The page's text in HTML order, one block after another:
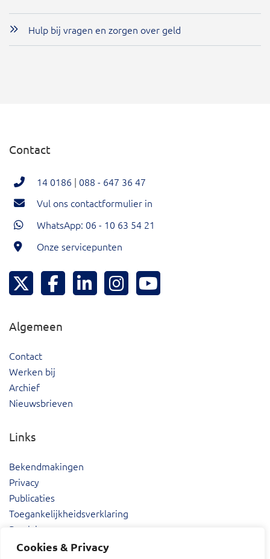
Cookies & Privacy
Hulp bij vragen en zorgen over geld
Contact
14 0186 | 088 - 647 36 47
Vul ons contactformulier in
WhatsApp: 06 - 10 63 54 21
Onze servicepunten
Hoeksche Waard Twitter
Hoeksche Waard Facebook
Hoeksche Waard LinkedIn
Hoeksche Waard Instagram
Algemeen
Contact
Werken bij
Archief
Nieuwsbrieven
Links
Bekendmakingen
Privacy
Publicaties
Toegankelijkheidsverklaring
Proclaimer